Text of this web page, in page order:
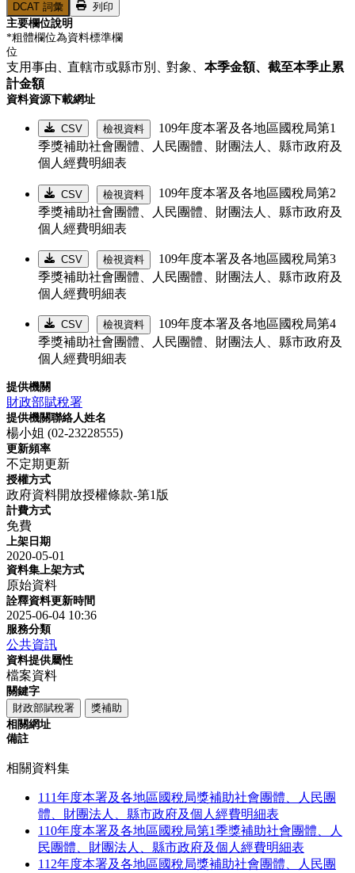
DCAT 詞彙
列印
主要欄位說明
*粗體欄位為資料標準欄
位
支用事由、直轄市或縣市別、對象、 本季金額、 截至本季止累
計金額
資料資源下載網址
CSV 檢視資料
109年度本署及各地區國稅局第1
季獎補助社會團體、人民團體、財團法人、縣市政府及
個人經費明細表
CSV 檢視資料
109年度本署及各地區國稅局第2
季獎補助社會團體、人民團體、財團法人、縣市政府及
個人經費明細表
CSV 檢視資料
109年度本署及各地區國稅局第3
季獎補助社會團體、人民團體、財團法人、縣市政府及
個人經費明細表
CSV 檢視資料
109年度本署及各地區國稅局第4
季獎補助社會團體、人民團體、財團法人、縣市政府及
個人經費明細表
提供機關
財政部賦稅署
提供機關聯絡人姓名
楊小姐 (02-23228555)
更新頻率
不定期更新
授權方式
政府資料開放授權條款-第1版
計費方式
免費
上架日期
2020-05-01
資料集上架方式
原始資料
詮釋資料更新時間
2025-06-04 10:36
服務分類
公共資訊
資料提供屬性
檔案資料
關鍵字
財政部賦稅署
獎補助
相關網址
備註
相關資料集
111年度本署及各地區國稅局獎補助社會團體、人民團
體、財團法人、縣市政府及個人經費明細表
110年度本署及各地區國稅局第1季獎補助社會團體、人
民團體、財團法人、縣市政府及個人經費明細表
112年度本署及各地區國稅局獎補助社會團體、人民團